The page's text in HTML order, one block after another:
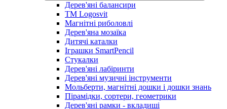
Дерев'яні балансири
TM Logosvit
Магнітні риболовлі
Дерев'яна мозаїка
Дитячі каталки
Іграшки SmartPencil
Стукалки
Дерев'яні лабіринти
Дерев'яні музичні інструменти
Мольберти, магнітні дошки і дошки знань
Пірамідки, сортери, геометрики
Дерев'яні рамки - вкладиші